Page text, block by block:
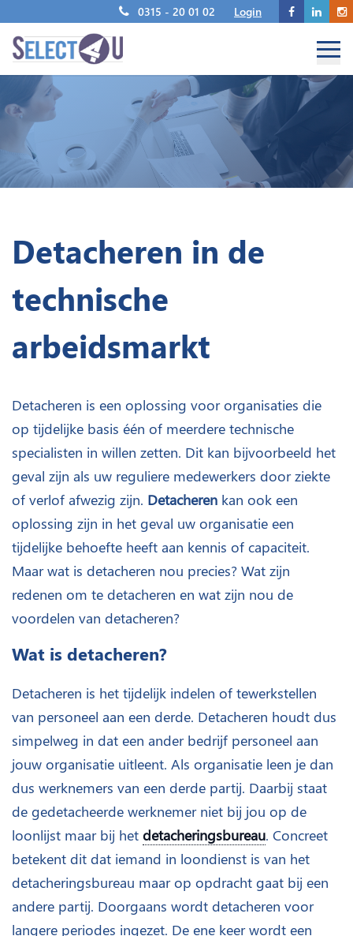
0315 - 20 01 02 Login
Detacheren in de
technische
arbeidsmarkt
Detacheren is een oplossing voor organisaties die
op tijdelijke basis één of meerdere technische
specialisten in willen zetten. Dit kan bijvoorbeeld het
geval zijn als uw reguliere medewerkers door ziekte
of verlof afwezig zijn. Detacheren kan ook een
oplossing zijn in het geval uw organisatie een
tijdelijke behoefte heeft aan kennis of capaciteit.
Maar wat is detacheren nou precies? Wat zijn
redenen om te detacheren en wat zijn nou de
voordelen van detacheren?
Wat is detacheren?
Detacheren is het tijdelijk indelen of tewerkstellen
van personeel aan een derde. Detacheren houdt dus
simpelweg in dat een ander bedrijf personeel aan
jouw organisatie uitleent. Als organisatie leen je dan
dus werknemers van een derde partij. Daarbij staat
de gedetacheerde werknemer niet bij jou op de
loonlijst maar bij het detacheringsbureau. Concreet
betekent dit dat iemand in loondienst is van het
detacheringsbureau maar op opdracht gaat bij een
andere partij. Doorgaans wordt detacheren voor
langere periodes ingezet. De ene keer wordt een